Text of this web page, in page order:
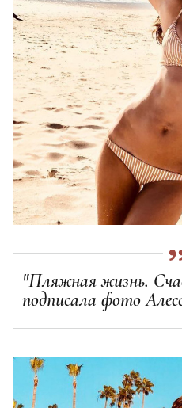
"Пляжная жизнь.
подписала фото